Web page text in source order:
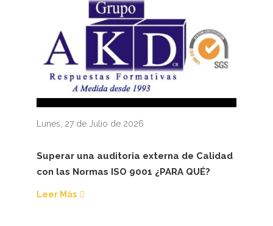
Lunes, 27 de Julio de 2026
Superar una auditoria externa de Calidad
con las Normas ISO 9001 ¿PARA QUÉ?
Leer Más